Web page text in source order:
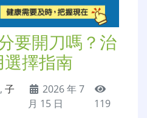
要開刀嗎？治
擇指南
, 子
2026 年 7
月 15 日
119